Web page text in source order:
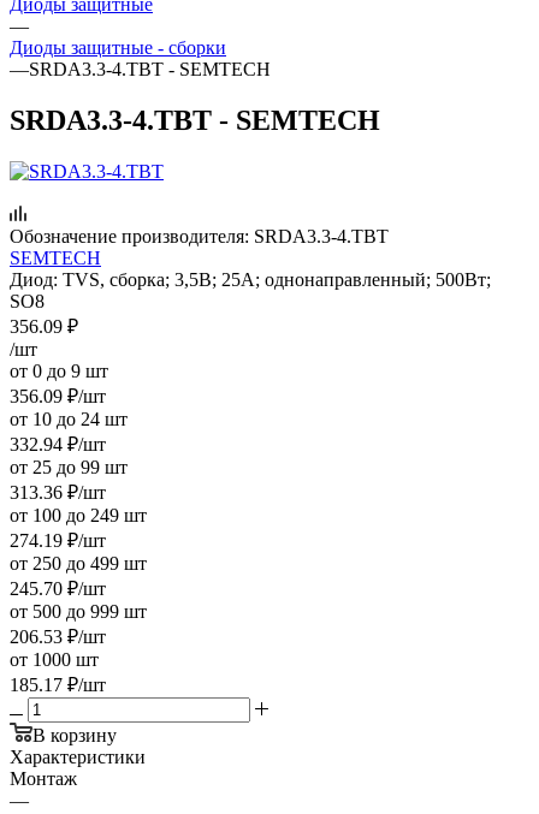
Диоды защитные
—
Диоды защитные - сборки
—SRDA3.3-4.TBT - SEMTECH
SRDA3.3-4.TBT - SEMTECH
Обозначение производителя: SRDA3.3-4.TBT
SEMTECH
Диод: TVS, сборка; 3,5В; 25А; однонаправленный; 500Вт;
SO8
356.09 ₽
/шт
от 0 до 9 шт
356.09 ₽/шт
от 10 до 24 шт
332.94 ₽/шт
от 25 до 99 шт
313.36 ₽/шт
от 100 до 249 шт
274.19 ₽/шт
от 250 до 499 шт
245.70 ₽/шт
от 500 до 999 шт
206.53 ₽/шт
от 1000 шт
185.17 ₽/шт
В корзину
Характеристики
Монтаж
—